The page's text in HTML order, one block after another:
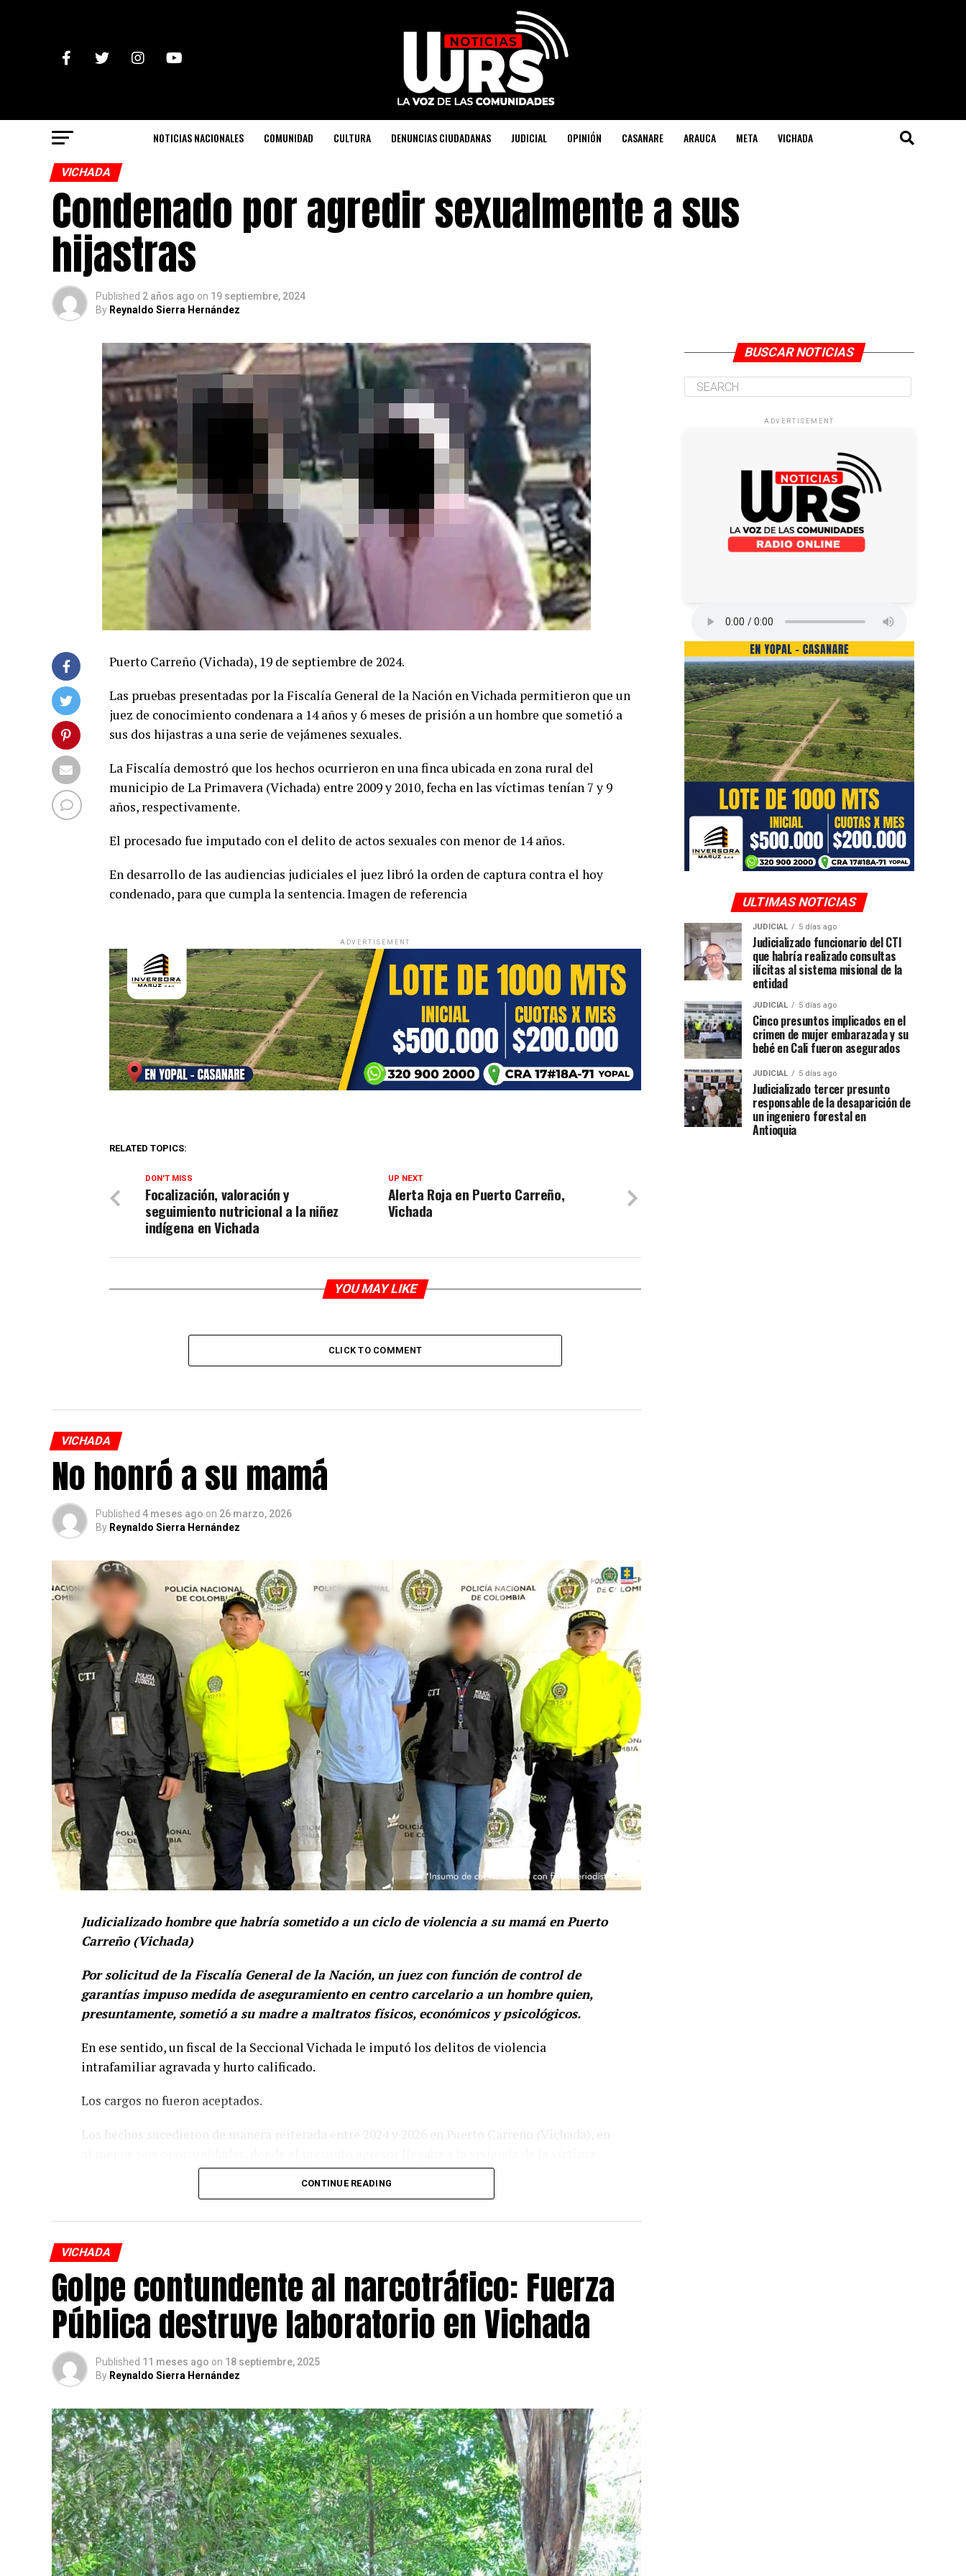
NOTICIAS NACIONALES COMUNIDAD CULTURA DENUNCIAS CIUDADANAS JUDICIAL OPINIÓN CASANARE ARAUCA META VICHADA
VICHADA
Condenado por agredir sexualmente a sus
hijastras
Published 2 años ago on 19 septiembre, 2024
By Reynaldo Sierra Hernández
Puerto Carreño (Vichada), 19 de septiembre de 2024.
Las pruebas presentadas por la Fiscalía General de la Nación en Vichada permitieron que un
juez de conocimiento condenara a 14 años y 6 meses de prisión a un hombre que sometió a
sus dos hijastras a una serie de vejámenes sexuales.
La Fiscalía demostró que los hechos ocurrieron en una finca ubicada en zona rural del
municipio de La Primavera (Vichada) entre 2009 y 2010, fecha en las víctimas tenían 7 y 9
años, respectivamente.
El procesado fue imputado con el delito de actos sexuales con menor de 14 años.
En desarrollo de las audiencias judiciales el juez libró la orden de captura contra el hoy
condenado, para que cumpla la sentencia. Imagen de referencia
ADVERTISEMENT
RELATED TOPICS:
UP NEXT
Alerta Roja en Puerto Carreño,
Vichada
DON'T MISS
Focalización, valoración y
seguimiento nutricional a la niñez
indígena en Vichada
YOU MAY LIKE
CLICK TO COMMENT
VICHADA
No honró a su mamá
Published 4 meses ago on 26 marzo, 2026
By Reynaldo Sierra Hernández
Judicializado hombre que habría sometido a un ciclo de violencia a su mamá en Puerto
Carreño (Vichada)
Por solicitud de la Fiscalía General de la Nación, un juez con función de control de
garantías impuso medida de aseguramiento en centro carcelario a un hombre quien,
presuntamente, sometió a su madre a maltratos físicos, económicos y psicológicos.
En ese sentido, un fiscal de la Seccional Vichada le imputó los delitos de violencia
intrafamiliar agravada y hurto calificado.
Los cargos no fueron aceptados.
Los hechos sucedieron de manera reiterada entre 2024 y 2026 en Puerto Carreño (Vichada), en
para hurtarle parte del mercado y materiales de construcción, entre otros elementos.
ADVERTISEMENT
Además, la agredía verbalmente y la amenazó de muerte en varias oportunidades con armas
cortopunzantes.
La captura por orden judicial de este hombre fue materializada por servidores del Cuerpo
Técnico de Investigación (CTI) en coordinación con uniformados de la Policía Nacional, en el
barrio Santa Teresita de Puerto Carreño.
CONTINUE READING
VICHADA
Golpe contundente al narcotráfico: Fuerza
Pública destruye laboratorio en Vichada
Published 11 meses ago on 18 septiembre, 2025
By Reynaldo Sierra Hernández
BUSCAR NOTICIAS
ADVERTISEMENT
ULTIMAS NOTICIAS
JUDICIAL 5 días ago
Judicializado funcionario del CTI
que habría realizado consultas
ilícitas al sistema misional de la
entidad
JUDICIAL 5 días ago
Cinco presuntos implicados en el
crimen de mujer embarazada y su
bebé en Cali fueron asegurados
JUDICIAL 5 días ago
Judicializado tercer presunto
responsable de la desaparición de
un ingeniero forestal en
Antioquia